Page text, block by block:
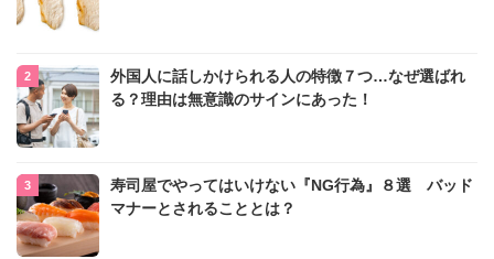
外国人に話しかけられる人の特徴７つ…なぜ選ばれ
る？理由は無意識のサインにあった！
寿司屋でやってはいけない『NG行為』８選 バッド
マナーとされることとは？